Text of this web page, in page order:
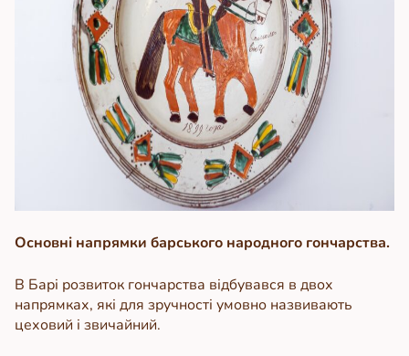
Основні напрямки барського народного гончарства.
В Барі розвиток гончарства відбувався в двох
напрямках, які для зручності умовно назвивають
цеховий і звичайний.